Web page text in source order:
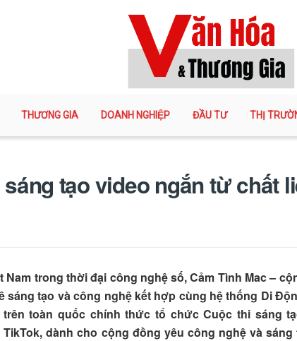
THƯƠNG GIA DOANH NGHIỆP ĐẦU TƯ THỊ
tạo video ngắn từ chất
Nam trong thời đại công nghệ số, Cảm Tình Mac –
sáng tạo và công nghệ kết hợp cùng hệ thống Di
toàn quốc chính thức tổ chức Cuộc thi sáng
dành cho cộng đồng yêu công nghệ và sáng